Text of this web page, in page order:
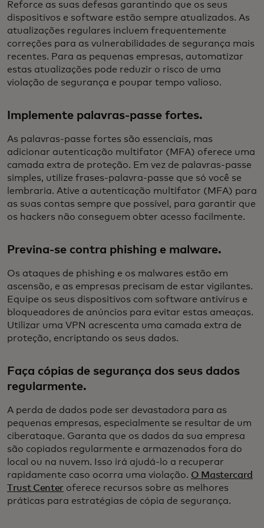
Reforce as suas defesas garantindo que os seus
dispositivos e software estão sempre atualizados. As
atualizações regulares incluem frequentemente
correções para as vulnerabilidades de segurança mais
recentes. Para as pequenas empresas, automatizar
estas atualizações pode reduzir o risco de uma
violação de segurança e poupar tempo valioso.
Implemente palavras-passe fortes.
As palavras-passe fortes são essenciais, mas
adicionar autenticação multifator (MFA) oferece uma
camada extra de proteção. Em vez de palavras-passe
simples, utilize frases-palavra-passe que só você se
lembraria. Ative a autenticação multifator (MFA) para
as suas contas sempre que possível, para garantir que
os hackers não conseguem obter acesso facilmente.
Previna-se contra phishing e malware.
Os ataques de phishing e os malwares estão em
ascensão, e as empresas precisam de estar vigilantes.
Equipe os seus dispositivos com software antivírus e
bloqueadores de anúncios para evitar estas ameaças.
Utilizar uma VPN acrescenta uma camada extra de
proteção, encriptando os seus dados.
Faça cópias de segurança dos seus dados
regularmente.
A perda de dados pode ser devastadora para as
pequenas empresas, especialmente se resultar de um
ciberataque. Garanta que os dados da sua empresa
são copiados regularmente e armazenados fora do
local ou na nuvem. Isso irá ajudá-lo a recuperar
rapidamente caso ocorra uma violação. O Mastercard
Trust Center oferece recursos sobre as melhores
práticas para estratégias de cópia de segurança.